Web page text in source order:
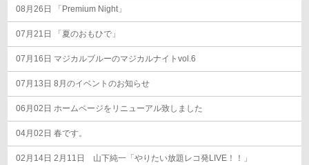
08月26日 「Premium Night」
07月21日 「夏のおもひで」
07月16日 マジカルブルーのマジカルナイトvol.6
07月13日 8月のイベントのお知らせ
06月02日 ホームページをリニューアル致しました
04月02日 春です。
02月14日 2月11日 山下純一「やりたい放題レコ発LIVE！！」